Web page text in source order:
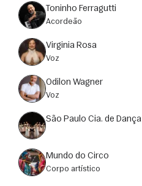
Toninho Ferragutti
acordeão
Virginia Rosa
voz
Odilon Wagner
voz
São Paulo Cia. de Dança
Mundo do Circo
corpo artístico